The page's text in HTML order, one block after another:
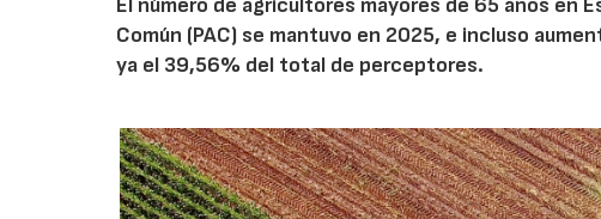
El número de agricultores mayores de 65 años en
Común (PAC) se mantuvo en 2025, e incluso
ya el 39,56% del total de perceptores.